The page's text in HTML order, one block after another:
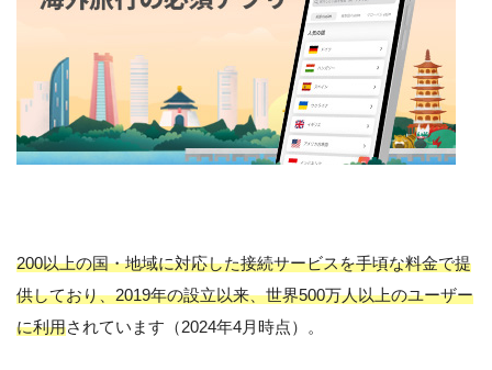
200以上の国・地域に対応した接続サービスを手頃な料金で提
供しており、2019年の設立以来、世界500万人以上のユーザー
に利用されています（2024年4月時点）。